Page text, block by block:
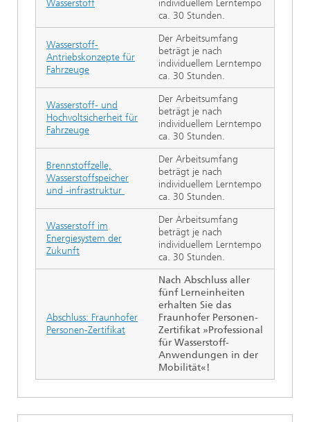
Wasserstoff
individuellem Lerntempo
ca. 30 Stunden.
Wasserstoff-
Antriebskonzepte für
Fahrzeuge
Der Arbeitsumfang
beträgt je nach
individuellem Lerntempo
ca. 30 Stunden.
Wasserstoff- und
Hochvoltsicherheit für
Fahrzeuge
Der Arbeitsumfang
beträgt je nach
individuellem Lerntempo
ca. 30 Stunden.
Brennstoffzelle,
Wasserstoffspeicher
und -infrastruktur
Der Arbeitsumfang
beträgt je nach
individuellem Lerntempo
ca. 30 Stunden.
Wasserstoff im
Energiesystem der
Zukunft
Der Arbeitsumfang
beträgt je nach
individuellem Lerntempo
ca. 30 Stunden.
Abschluss: Fraunhofer
Personen-Zertifikat
Nach Abschluss aller
fünf Lerneinheiten
erhalten Sie das
Fraunhofer Personen-
Zertifikat »Professional
für Wasserstoff-
Anwendungen in der
Mobilität«!